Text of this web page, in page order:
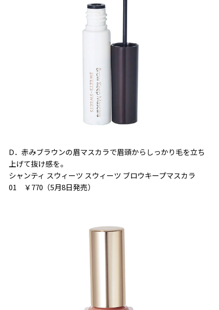
D．赤みブラウンの眉マスカラで眉頭からしっかり毛を立ち
上げて抜け感を。
シャンティ スウィーツ スウィーツ ブロウキープマスカラ
01 ￥770（5月8日発売）